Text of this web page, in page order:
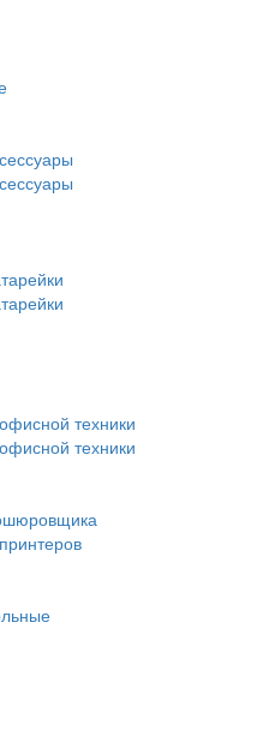
техники
техники